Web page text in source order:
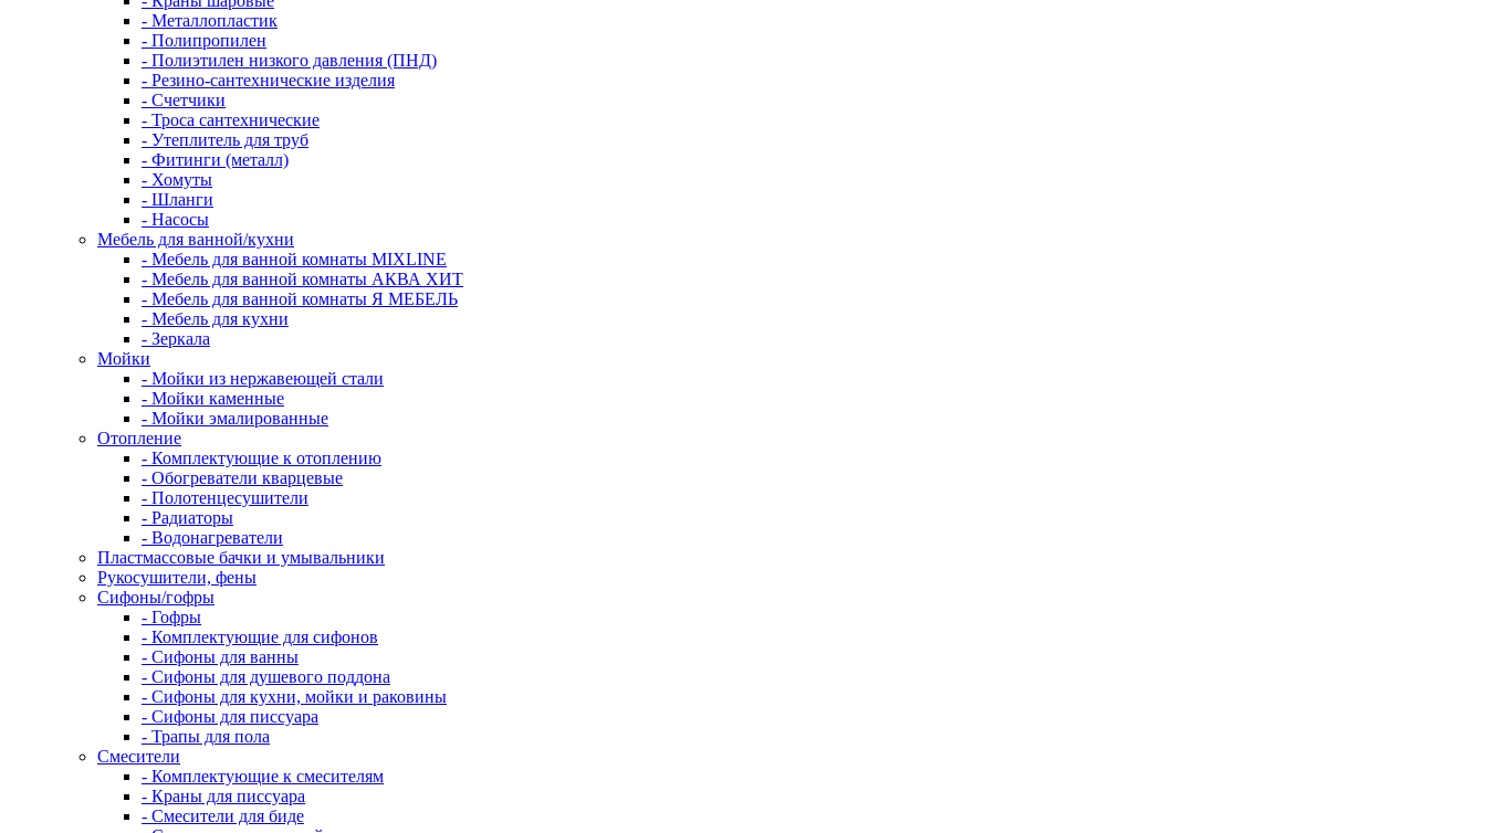
- Металлопластик
- Полипропилен
- Полиэтилен низкого давления (ПНД)
- Резино-сантехнические изделия
- Счетчики
- Троса сантехнические
- Утеплитель для труб
- Фитинги (металл)
- Хомуты
- Шланги
- Насосы
Мебель для ванной/кухни
- Мебель для ванной комнаты MIXLINE
- Мебель для ванной комнаты АКВА ХИТ
- Мебель для ванной комнаты Я МЕБЕЛЬ
- Мебель для кухни
- Зеркала
Мойки
- Мойки из нержавеющей стали
- Мойки каменные
- Мойки эмалированные
Отопление
- Комплектующие к отоплению
- Обогреватели кварцевые
- Полотенцесушители
- Радиаторы
- Водонагреватели
Пластмассовые бачки и умывальники
Рукосушители, фены
Сифоны/гофры
- Гофры
- Комплектующие для сифонов
- Сифоны для ванны
- Сифоны для душевого поддона
- Сифоны для кухни, мойки и раковины
- Сифоны для писсуара
- Трапы для пола
Смесители
- Комплектующие к смесителям
- Краны для писсуара
- Смесители для биде